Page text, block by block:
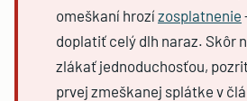
omeškaní hrozí zosplatnenie
doplatiť celý dlh naraz. Skôr
zlákať jednoduchosťou,
prvej zmeškanej splátke v